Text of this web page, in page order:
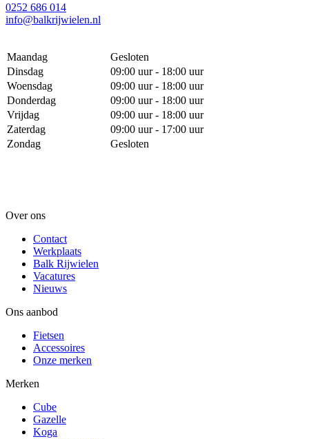
0252 686 014
info@balkrijwielen.nl
Maandag
Gesloten
Dinsdag
09:00 uur - 18:00 uur
Woensdag
09:00 uur - 18:00 uur
Donderdag
09:00 uur - 18:00 uur
Vrijdag
09:00 uur - 18:00 uur
Zaterdag
09:00 uur - 17:00 uur
Zondag
Gesloten
Over ons
Contact
Werkplaats
Balk Rijwielen
Vacatures
Nieuws
Ons aanbod
Fietsen
Accessoires
Onze merken
Merken
Cube
Gazelle
Koga